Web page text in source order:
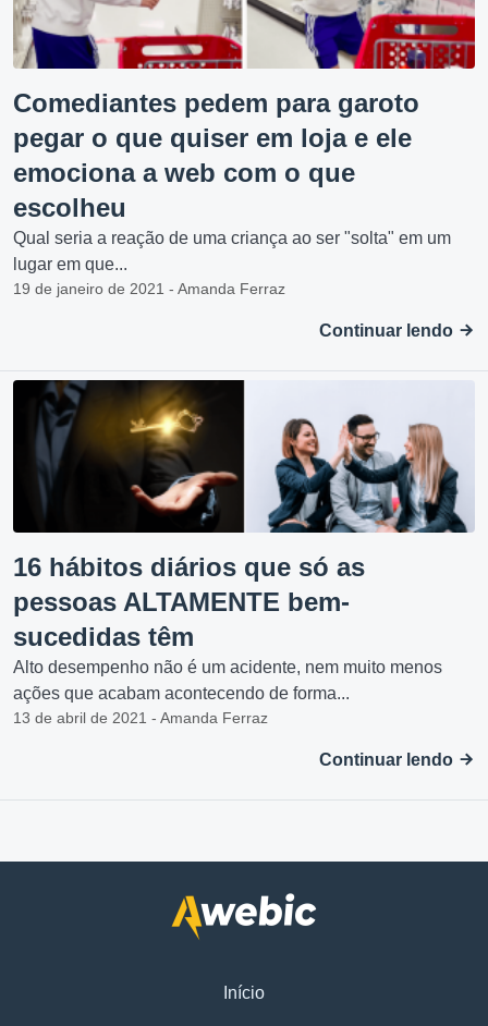
Comediantes pedem para garoto
pegar o que quiser em loja e ele
emociona a web com o que
escolheu
Qual seria a reação de uma criança ao ser "solta" em um
lugar em que...
19 de janeiro de 2021 - Amanda Ferraz
Continuar lendo
16 hábitos diários que só as
pessoas ALTAMENTE bem-
sucedidas têm
Alto desempenho não é um acidente, nem muito menos
ações que acabam acontecendo de forma...
13 de abril de 2021 - Amanda Ferraz
Continuar lendo
Início